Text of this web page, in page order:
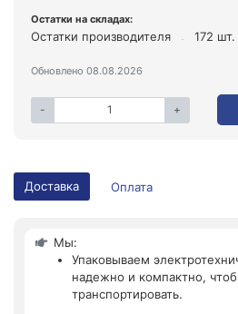
Остатки на складах:
Остатки производителя 172 шт.
Обновлено 08.08.2026
- +
Доставка Оплата
Мы:
Упаковываем
надежно и компактно,
транспортировать.